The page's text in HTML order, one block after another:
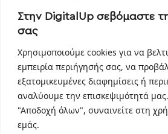
Στην DigitalUp σεβόμαστε
σας
Χρησιμοποιούμε cookies για να
εμπειρία περιήγησής σας, να
εξατομικευμένες διαφημίσεις ή
αναλύουμε την επισκεψιμότητά
"Αποδοχή όλων", συναινείτε στη
εμάς.
Facebook
Instagram
Linkedin
TikTok
Behance
Youtube